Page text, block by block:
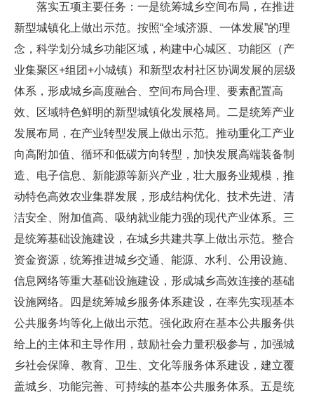
落实五项主要任务：一是统筹城乡空间布局，在推进
新型城镇化上做出示范。按照“全域济源、一体发展”的理
念，科学划分城乡功能区域，构建中心城区、功能区（产
业集聚区+组团+小城镇）和新型农村社区协调发展的层级
体系，形成城乡高度融合、空间布局合理、要素配置高
效、区域特色鲜明的新型城镇化发展格局。二是统筹产业
发展布局，在产业转型发展上做出示范。推动重化工产业
向高附加值、循环和低碳方向转型，加快发展高端装备制
造、电子信息、新能源等新兴产业，壮大服务业规模，推
动特色高效农业集群发展，形成结构优化、技术先进、清
洁安全、附加值高、吸纳就业能力强的现代产业体系。三
是统筹基础设施建设，在城乡共建共享上做出示范。整合
资金资源，统筹推进城乡交通、能源、水利、公用设施、
信息网络等重大基础设施建设，形成城乡高效连接的基础
设施网络。四是统筹城乡服务体系建设，在率先实现基本
公共服务均等化上做出示范。强化政府在基本公共服务供
给上的主体和主导作用，鼓励社会力量积极参与，加强城
乡社会保障、教育、卫生、文化等服务体系建设，建立覆
盖城乡、功能完善、可持续的基本公共服务体系。五是统